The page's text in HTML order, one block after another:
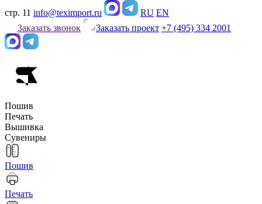
стр. 11 info@teximport.ru RU EN
Заказать звонок
Заказать проект +7 (495) 334 2001
Пошив
Печать
Вышивка
Сувениры
Пошив
Печать